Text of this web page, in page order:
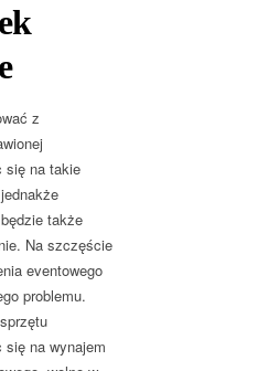
z
się na takie
także
Na szczęście
eventowego
problemu.
się na wynajem